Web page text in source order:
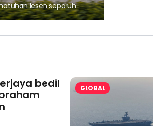
lesen separuh
bedil
GLOBAL